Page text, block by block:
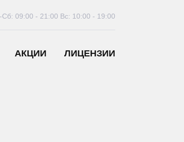
АКЦИИ ЛИЦЕНЗИИ
Сб: 09:00 - 21:00 Вс: 10:00 - 19:00